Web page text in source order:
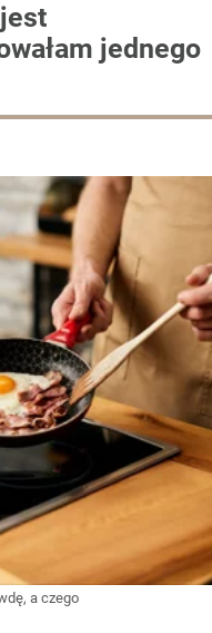
jednego
a czego